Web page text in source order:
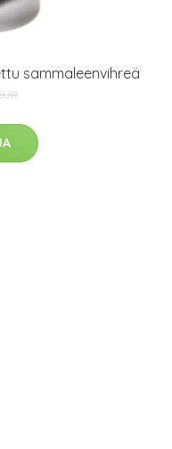
sammaleenvihreä